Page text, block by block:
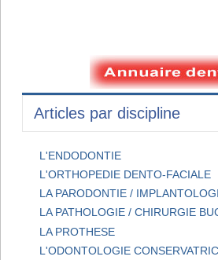
Articles par discipline
L'ENDODONTIE
L'ORTHOPEDIE DENTO-FACIALE
LA PARODONTIE /
LA PATHOLOGIE / CHIRURGIE
LA PROTHESE
L'ODONTOLOGIE